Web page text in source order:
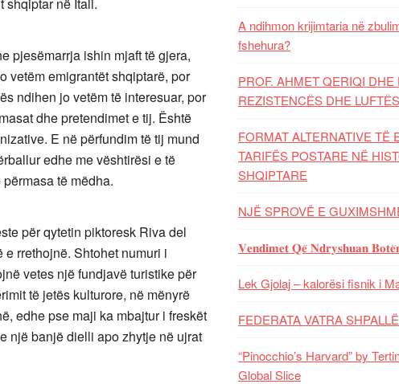
pjesëmarrja ishin mjaft të gjera,
vetëm emigrantët shqiptarë, por
ndihen jo vetëm të interesuar, por
dhe pretendimet e tij. Është
E në përfundim të tij mund
edhe me vështirësi e të
të mëdha.
për qytetin piktoresk Riva del
rrethojnë. Shtohet numuri i
vetes një fundjavë turistike për
të jetës kulturore, në mënyrë
edhe pse maji ka mbajtur i freskët
një banjë dielli apo zhytje në ujrat
A ndihmon krijimtaria në
fshehura?
PROF. AHMET QERIQI DHE
REZISTENCЁS DHE
FORMAT ALTERNATIVE TË
TARIFËS POSTARE NË
SHQIPTARE
NJË SPROVË E
𝐕𝐞𝐧𝐝𝐢𝐦𝐞𝐭 𝐐𝐞̈ 𝐍𝐝𝐫𝐲𝐬𝐡𝐮𝐚𝐧
Lek Gjolaj – kalorësi fisnik i
FEDERATA VATRA
“Pinocchio’s Harvard” by
Global Slice